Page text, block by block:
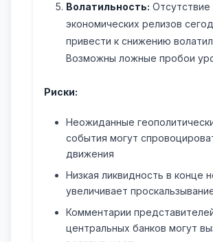
Волатильность: Отсутствие
экономических релизов
привести к снижению
Возможны ложные пробои
Риски:
Неожиданные
события могут
движения
Низкая ликвидность в конце
увеличивает
Комментарии
центральных банков могут